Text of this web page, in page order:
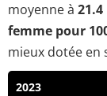
moyenne à
femme pour
mieux dotée en
2023